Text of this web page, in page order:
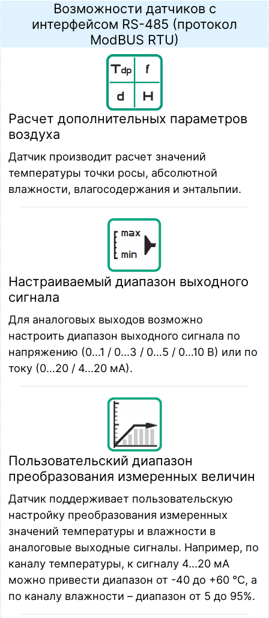
Возможности датчиков с
интерфейсом RS-485 (протокол
ModBUS RTU)
Расчет дополнительных параметров
воздуха
Датчик производит расчет значений
температуры точки росы, абсолютной
влажности, влагосодержания и энтальпии.
Настраиваемый диапазон выходного
сигнала
Для аналоговых выходов возможно
настроить диапазон выходного сигнала по
напряжению (0…1 / 0…3 / 0…5 / 0…10 В) или по
току (0…20 / 4…20 мА).
Пользовательский диапазон
преобразования измеренных величин
Датчик поддерживает пользовательскую
настройку преобразования измеренных
значений температуры и влажности в
аналоговые выходные сигналы. Например, по
каналу температуры, к сигналу 4…20 мА
можно привести диапазон от -40 до +60 °С, а
по каналу влажности – диапазон от 5 до 95%.